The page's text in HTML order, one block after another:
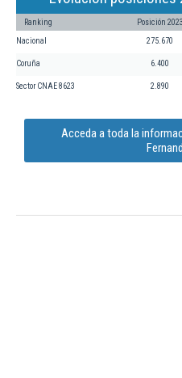
Ranking Posición 2023
Nacional 275.670
Coruña 6.400
Sector CNAE 8623 2.890
Acceda a toda la